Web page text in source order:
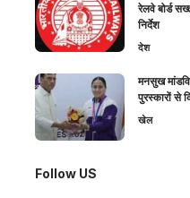
रेलवे बोर्ड
निर्देश
देश
मनसुख
पुरस्कारों से
खेल
Follow US